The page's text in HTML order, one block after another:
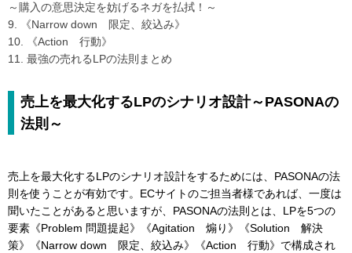
～購入の意思決定を妨げるネガを払拭！～
9. 《Narrow down 限定、絞込み》
10. 《Action 行動》
11. 最強の売れるLPの法則まとめ
売上を最大化するLPのシナリオ設計～PASONAの
法則～
売上を最大化するLPのシナリオ設計をするためには、PASONAの法
則を使うことが有効です。ECサイトのご担当者様であれば、一度は
聞いたことがあると思いますが、PASONAの法則とは、LPを5つの
要素《Problem 問題提起》《Agitation 煽り》《Solution 解決
策》《Narrow down 限定、絞込み》《Action 行動》で構成され